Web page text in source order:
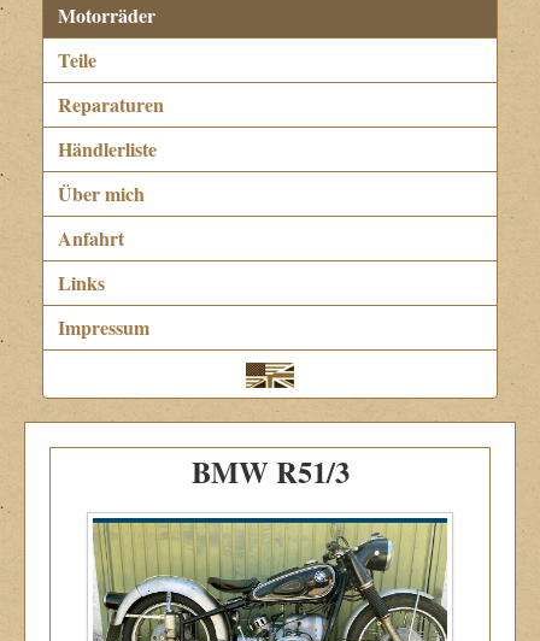
Motorräder
Teile
Reparaturen
Händlerliste
Über mich
Anfahrt
Links
Impressum
BMW R51/3